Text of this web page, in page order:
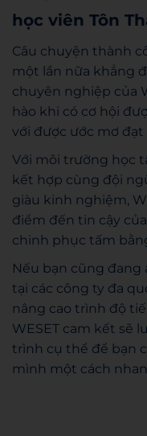
học viên Tôn
Câu chuyện thành
một lần nữa khẳng
chuyên nghiệp của
hào khi có cơ hội
với được ước mơ đạt
Với môi trường học
kết hợp cùng đội
giàu kinh nghiệm,
điểm đến tin cậy
chinh phục tấm
Nếu bạn cũng đang
tại các công ty đa
nâng cao trình độ
WESET cam kết sẽ
trình cụ thể để bạn
mình một cách